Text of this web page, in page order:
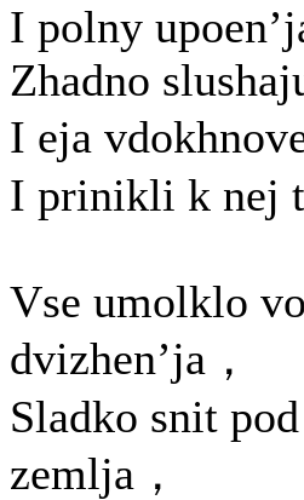
I polny
Zhadno
I eja
I prinikli k nej
Vse umolklo
dvizhen’ja，
Sladko snit
zemlja，